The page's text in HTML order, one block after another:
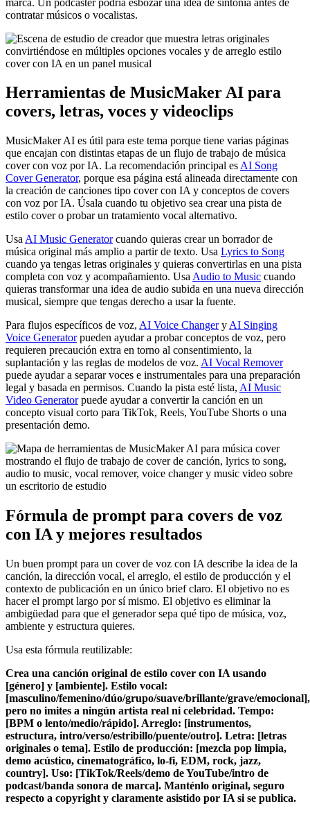
contratar músicos o vocalistas.
Herramientas de MusicMaker AI para
covers, letras, voces y videoclips
MusicMaker AI es útil para este tema porque tiene varias páginas
que encajan con distintas etapas de un flujo de trabajo de música
cover con voz por IA. La recomendación principal es AI Song
Cover Generator, porque esa página está alineada directamente con
la creación de canciones tipo cover con IA y conceptos de covers
con voz por IA. Úsala cuando tu objetivo sea crear una pista de
estilo cover o probar un tratamiento vocal alternativo.
Usa AI Music Generatorcuando quieras crear un borrador de
música original más amplio a partir de texto. Usa Lyrics to Song
cuando ya tengas letras originales y quieras convertirlas en una pista
completa con voz y acompañamiento. Usa Audio to Music cuando
quieras transformar una idea de audio subida en una nueva dirección
musical, siempre que tengas derecho a usar la fuente.
Para flujos específicos de voz, AI Voice Changery AI Singing
Voice Generatorpueden ayudar a probar conceptos de voz, pero
requieren precaución extra en torno al consentimiento, la
suplantación y las reglas de modelos de voz. AI Vocal Remover
puede ayudar a separar voces e instrumentales para una preparación
legal y basada en permisos. Cuando la pista esté lista, AI Music
Video Generatorpuede ayudar a convertir la canción en un
concepto visual corto para TikTok, Reels, YouTube Shorts o una
presentación demo.
Fórmula de prompt para covers de voz
con IA y mejores resultados
Un buen prompt para un cover de voz con IA describe la idea de la
canción, la dirección vocal, el arreglo, el estilo de producción y el
contexto de publicación en un único brief claro. El objetivo no es
hacer el prompt largo por sí mismo. El objetivo es eliminar la
ambigüedad para que el generador sepa qué tipo de música, voz,
ambiente y estructura quieres.
Usa esta fórmula reutilizable:
Crea una canción original de estilo cover con IA usando
[género] y [ambiente]. Estilo vocal:
[masculino/femenino/dúo/grupo/suave/brillante/grave/emocional],
pero no imites a ningún artista real ni celebridad. Tempo:
[BPM o lento/medio/rápido]. Arreglo: [instrumentos,
estructura, intro/verso/estribillo/puente/outro]. Letra: [letras
originales o tema]. Estilo de producción: [mezcla pop limpia,
demo acústico, cinematográfico, lo-fi, EDM, rock, jazz,
country]. Uso: [TikTok/Reels/demo de YouTube/intro de
podcast/banda sonora de marca]. Manténlo original, seguro
respecto a copyright y claramente asistido por IA si se publica.